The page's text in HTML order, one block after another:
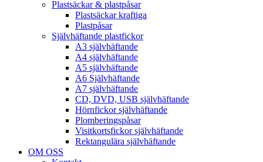
Plastsäckar & plastpåsar
Plastsäckar kraftiga
Plastpåsar
Självhäftande plastfickor
A3 självhäftande
A4 självhäftande
A5 självhäftande
A6 Självhäftande
A7 självhäftande
CD, DVD, USB självhäftande
Hörnfickor självhäftande
Plomberingspåsar
Visitkortsfickor självhäftande
Rektangulära självhäftande
OM OSS